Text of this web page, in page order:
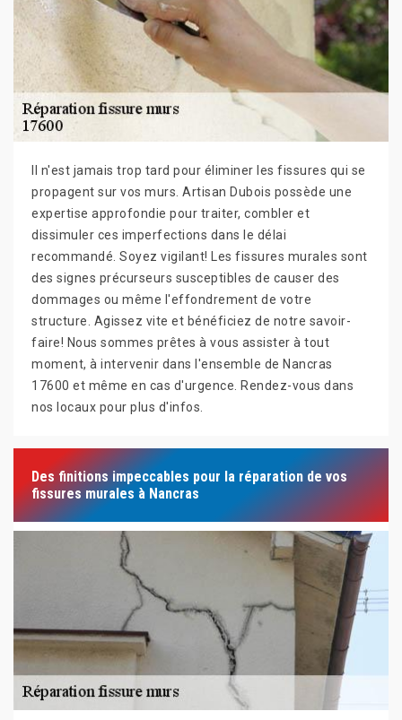
Il n'est jamais trop tard pour éliminer les fissures qui se
propagent sur vos murs. Artisan Dubois possède une
expertise approfondie pour traiter, combler et
dissimuler ces imperfections dans le délai
recommandé. Soyez vigilant! Les fissures murales sont
des signes précurseurs susceptibles de causer des
dommages ou même l'effondrement de votre
structure. Agissez vite et bénéficiez de notre savoir-
faire! Nous sommes prêtes à vous assister à tout
moment, à intervenir dans l'ensemble de Nancras
17600 et même en cas d'urgence. Rendez-vous dans
nos locaux pour plus d'infos.
Des finitions impeccables pour la réparation de vos
fissures murales à Nancras